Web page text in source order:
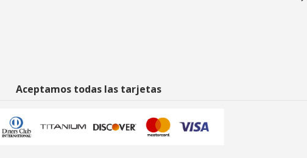
Aceptamos todas las tarjetas